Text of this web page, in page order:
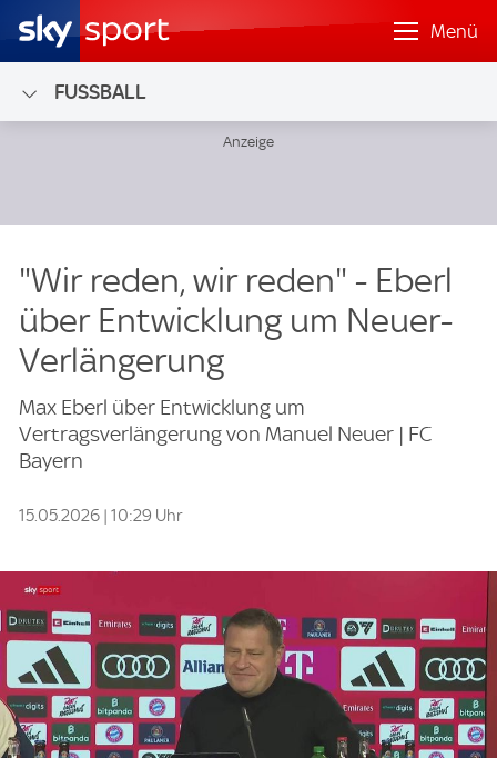
Menü
FUSSBALL
"Wir reden, wir reden" - Eberl
über Entwicklung um Neuer-
Verlängerung
Max Eberl über Entwicklung um
Vertragsverlängerung von Manuel Neuer | FC
Bayern
15.05.2026 | 10:29 Uhr